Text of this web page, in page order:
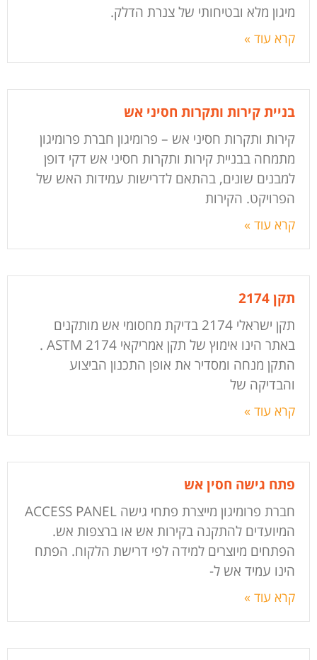
מיגון מלא ובטיחותי של צנרת הדלק.
קרא עוד »
בניית קירות ותקרות חסיני אש
קירות ותקרות חסיני אש – פרומיגון חברת פרומיגון
מתמחה בבניית קירות ותקרות חסיני אש דקי דופן
למבנים שונים, בהתאם לדרישות עמידות האש של
הפרויקט. הקירות
קרא עוד »
תקן 2174
תקן ישראלי 2174 בדיקת מחסומי אש מותקנים
באתר הינו אימוץ של תקן אמריקאי 2174 ASTM .
התקן מנחה ומסדיר את אופן התכנון הביצוע
והבדיקה של
קרא עוד »
פתח גישה חסין אש
חברת פרומיגון מייצרת פתחי גישה ACCESS PANEL
המיועדים להתקנה בקירות אש או ברצפות אש.
הפתחים מיוצרים למידה לפי דרישת הלקוח. הפתח
הינו עמיד אש ל-
קרא עוד »